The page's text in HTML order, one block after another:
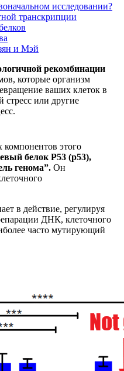
исследовании?
транскрипции
и Мэй
рекомбинации
которые организм
ваших клеток в
стресс или другие
этого
белок P53 (p53),
генома”. Он
в действие, регулируя
ДНК, клеточного
часто мутирующий